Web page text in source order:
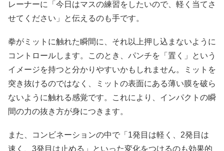
レーナーに「今日はマスの練習をしたいので、軽く当てさ
せてください」と伝えるのも手です。
拳がミットに触れた瞬間に、それ以上押し込まないように
コントロールします。このとき、パンチを「置く」という
イメージを持つと分かりやすいかもしれません。ミットを
突き抜けるのではなく、ミットの表面にある薄い膜を破ら
ないように触れる感覚です。これにより、インパクトの瞬
間の力の抜き方が身につきます。
また、コンビネーションの中で「1発目は軽く、2発目は
速く、3発目は止める」といった変化をつけるのも効果的